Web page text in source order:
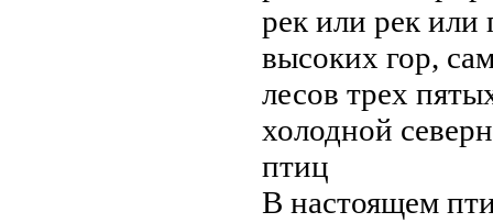
рек или рек или
высоких гор,
лесов трех
холодной
птиц
В настоящем